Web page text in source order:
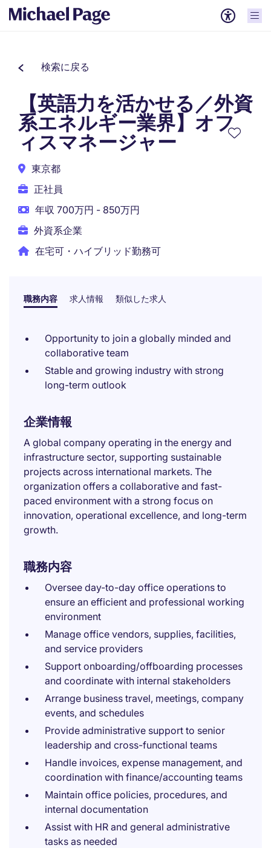
検索に戻る
【英語力を活かせる／外資
系エネルギー業界】オフ
ィスマネージャー
東京都
正社員
年収 700万円 - 850万円
外資系企業
在宅可・ハイブリッド勤務可
職務内容 求人情報 類似した求人
Opportunity to join a globally minded and
collaborative team
Stable and growing industry with strong
long-term outlook
企業情報
A global company operating in the energy and
infrastructure sector, supporting sustainable
projects across international markets. The
organization offers a collaborative and fast-
paced environment with a strong focus on
innovation, operational excellence, and long-term
growth.
職務内容
Oversee day-to-day office operations to
ensure an efficient and professional working
environment
Manage office vendors, supplies, facilities,
and service providers
Support onboarding/offboarding processes
and coordinate with internal stakeholders
Arrange business travel, meetings, company
events, and schedules
Provide administrative support to senior
leadership and cross-functional teams
Handle invoices, expense management, and
coordination with finance/accounting teams
Maintain office policies, procedures, and
internal documentation
Assist with HR and general administrative
tasks as needed